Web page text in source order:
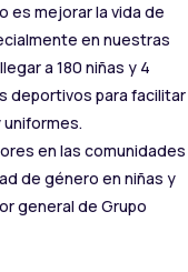
es mejorar la vida de
en nuestras
a 180 niñas y 4
deportivos para facilitar
en las comunidades
de género en niñas y
general de Grupo